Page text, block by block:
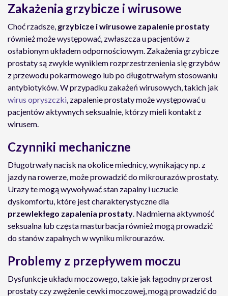
Zakażenia grzybicze i wirusowe
Choć rzadsze, grzybicze i wirusowe zapalenie prostaty
również może występować, zwłaszcza u pacjentów z
osłabionym układem odpornościowym. Zakażenia grzybicze
prostaty są zwykle wynikiem rozprzestrzenienia się grzybów
z przewodu pokarmowego lub po długotrwałym stosowaniu
antybiotyków. W przypadku zakażeń wirusowych, takich jak
wirus opryszczki, zapalenie prostaty może występować u
pacjentów aktywnych seksualnie, którzy mieli kontakt z
wirusem.
Czynniki mechaniczne
Długotrwały nacisk na okolice miednicy, wynikający np. z
jazdy na rowerze, może prowadzić do mikrourazów prostaty.
Urazy te mogą wywoływać stan zapalny i uczucie
dyskomfortu, które jest charakterystyczne dla
przewlekłego zapalenia prostaty. Nadmierna aktywność
seksualna lub częsta masturbacja również mogą prowadzić
do stanów zapalnych w wyniku mikrourazów.
Problemy z przepływem moczu
Dysfunkcje układu moczowego, takie jak łagodny przerost
prostaty czy zwężenie cewki moczowej, mogą prowadzić do